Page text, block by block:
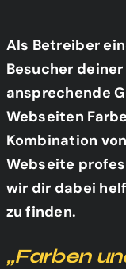
Als Betreiber
Besucher
ansprechende
Webseiten
Kombination
Webseite
wir dir dabei
zu finden.
„Farben